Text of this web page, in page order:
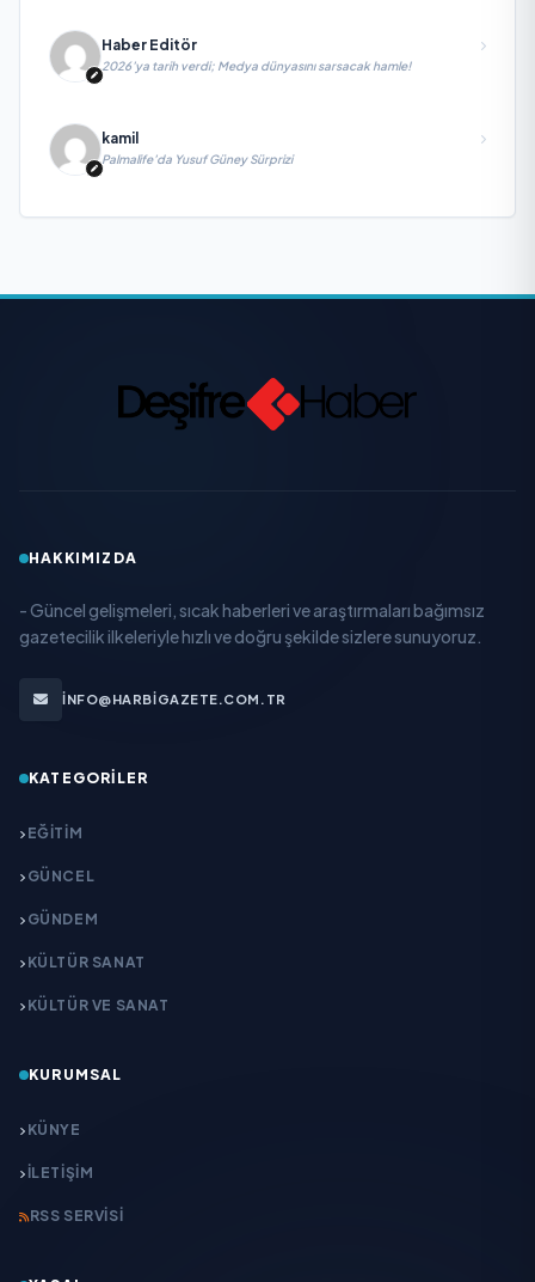
Haber Editör
2026’ya tarih verdi; Medya dünyasını sarsacak hamle!
kamil
Palmalife’da Yusuf Güney Sürprizi
HAKKIMIZDA
- Güncel gelişmeleri, sıcak haberleri ve araştırmaları bağımsız
gazetecilik ilkeleriyle hızlı ve doğru şekilde sizlere sunuyoruz.
INFO@HARBIGAZETE.COM.TR
KATEGORILER
EĞITIM
GÜNCEL
GÜNDEM
KÜLTÜR SANAT
KÜLTÜR VE SANAT
KURUMSAL
KÜNYE
İLETIŞIM
RSS SERVISI